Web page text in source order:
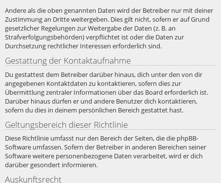
Andere als die oben genannten Daten wird der Betreiber nur mit deiner
Zustimmung an Dritte weitergeben. Dies gilt nicht, sofern er auf Grund
gesetzlicher Regelungen zur Weitergabe der Daten (z. B. an
Strafverfolgungsbehörden) verpflichtet ist oder die Daten zur
Durchsetzung rechtlicher Interessen erforderlich sind.
Gestattung der Kontaktaufnahme
Du gestattest dem Betreiber darüber hinaus, dich unter den von dir
angegebenen Kontaktdaten zu kontaktieren, sofern dies zur
Übermittlung zentraler Informationen über das Board erforderlich ist.
Darüber hinaus dürfen er und andere Benutzer dich kontaktieren,
sofern du dies in deinem persönlichen Bereich gestattet hast.
Geltungsbereich dieser Richtlinie
Diese Richtlinie umfasst nur den Bereich der Seiten, die die phpBB-
Software umfassen. Sofern der Betreiber in anderen Bereichen seiner
Software weitere personenbezogene Daten verarbeitet, wird er dich
darüber gesondert informieren.
Auskunftsrecht